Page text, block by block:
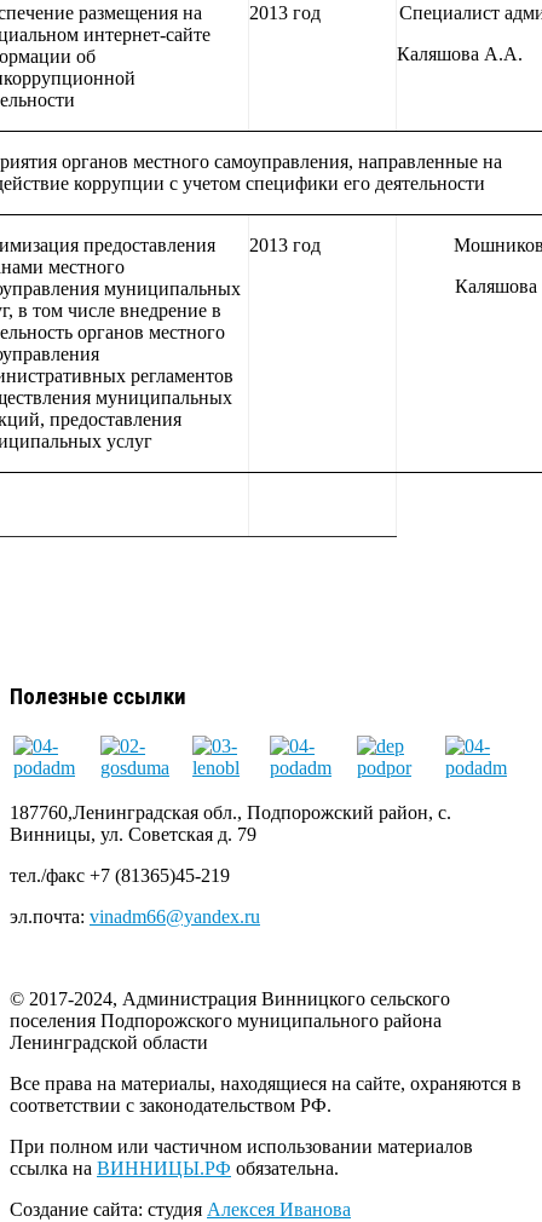
размещения на
интернет-сайте
об
2013 год
Специалист
Каляшова А.А.
органов местного самоуправления, направленные на
коррупции с учетом специфики его деятельности
предоставления
местного
муниципальных
в том числе внедрение в
органов местного
регламентов
муниципальных
предоставления
услуг
2013 год
Полезные ссылки
187760,Ленинградская обл., Подпорожский район, с.
Винницы, ул. Советская д. 79
тел./факс +7 (81365)45-219
эл.почта: vinadm66@yandex.ru
© 2017-2024, Администрация Винницкого сельского
поселения Подпорожского муниципального района
Ленинградской области
Все права на материалы, находящиеся на сайте, охраняются в
соответствии с законодательством РФ.
При полном или частичном использовании материалов
ссылка на ВИННИЦЫ.РФ обязательна.
Создание сайта: студия Алексея Иванова